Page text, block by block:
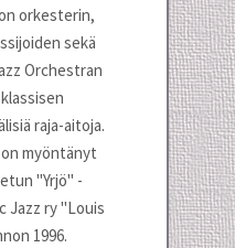
orkesterin,
sekä
Orchestran
raja-aitoja.
myöntänyt
"Yrjö" -
Jazz ry "Louis
1996.